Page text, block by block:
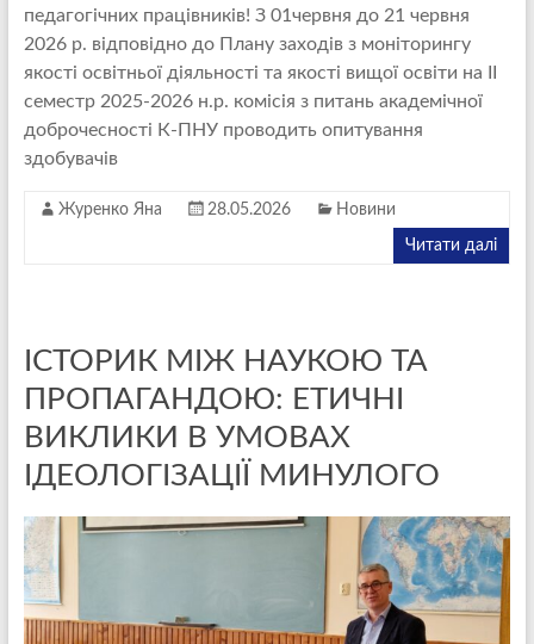
педагогічних працівників! З 01червня до 21 червня
2026 р. відповідно до Плану заходів з моніторингу
якості освітньої діяльності та якості вищої освіти на II
семестр 2025-2026 н.р. комісія з питань академічної
доброчесності К-ПНУ проводить опитування
здобувачів
Журенко Яна 28.05.2026 Новини
Читати далі
ІСТОРИК МІЖ НАУКОЮ ТА
ПРОПАГАНДОЮ: ЕТИЧНІ
ВИКЛИКИ В УМОВАХ
ІДЕОЛОГІЗАЦІЇ МИНУЛОГО